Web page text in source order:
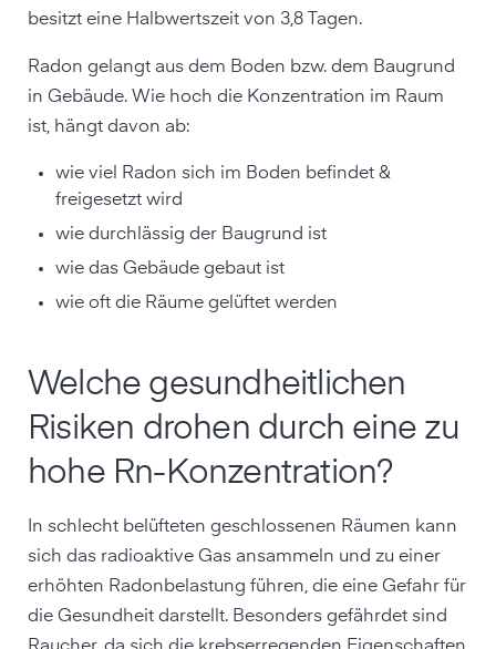
besitzt eine Halbwertszeit von 3,8 Tagen.
Radon gelangt aus dem Boden bzw. dem Baugrund
in Gebäude. Wie hoch die Konzentration im Raum
ist, hängt davon ab:
wie viel Radon sich im Boden befindet &
freigesetzt wird
wie durchlässig der Baugrund ist
wie das Gebäude gebaut ist
wie oft die Räume gelüftet werden
Welche gesundheitlichen
Risiken drohen durch eine zu
hohe Rn-Konzentration?
In schlecht belüfteten geschlossenen Räumen kann
sich das radioaktive Gas ansammeln und zu einer
erhöhten Radonbelastung führen, die eine Gefahr für
die Gesundheit darstellt. Besonders gefährdet sind